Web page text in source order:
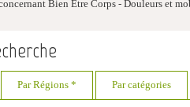
Bien Être Corps - Douleurs et
Par Régions * Par catégories